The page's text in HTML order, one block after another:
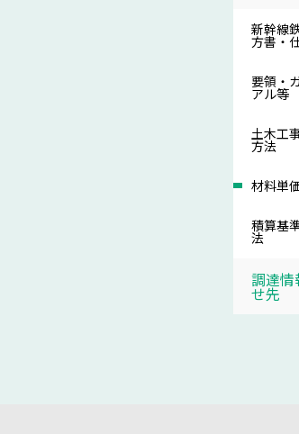
新幹線
方書・
要領・
アル等
土木工
方法
材料単
積算基
法
調達情
せ先